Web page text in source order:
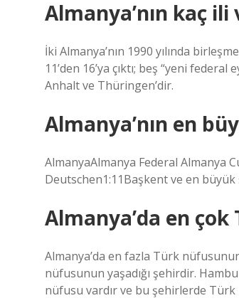
Almanya’nın kaç ili
İki Almanya’nın 1990 yılında
11’den 16’ya çıktı; beş “yeni
Anhalt ve Thüringen’dir.
Almanya’nın en
AlmanyaAlmanya Federal Almanya
Deutschen1:11Başkent ve en
Almanya’da en çok
Almanya’da en fazla Türk
nüfusunun yaşadığı şehirdir.
nüfusu vardır ve bu şehirlerde